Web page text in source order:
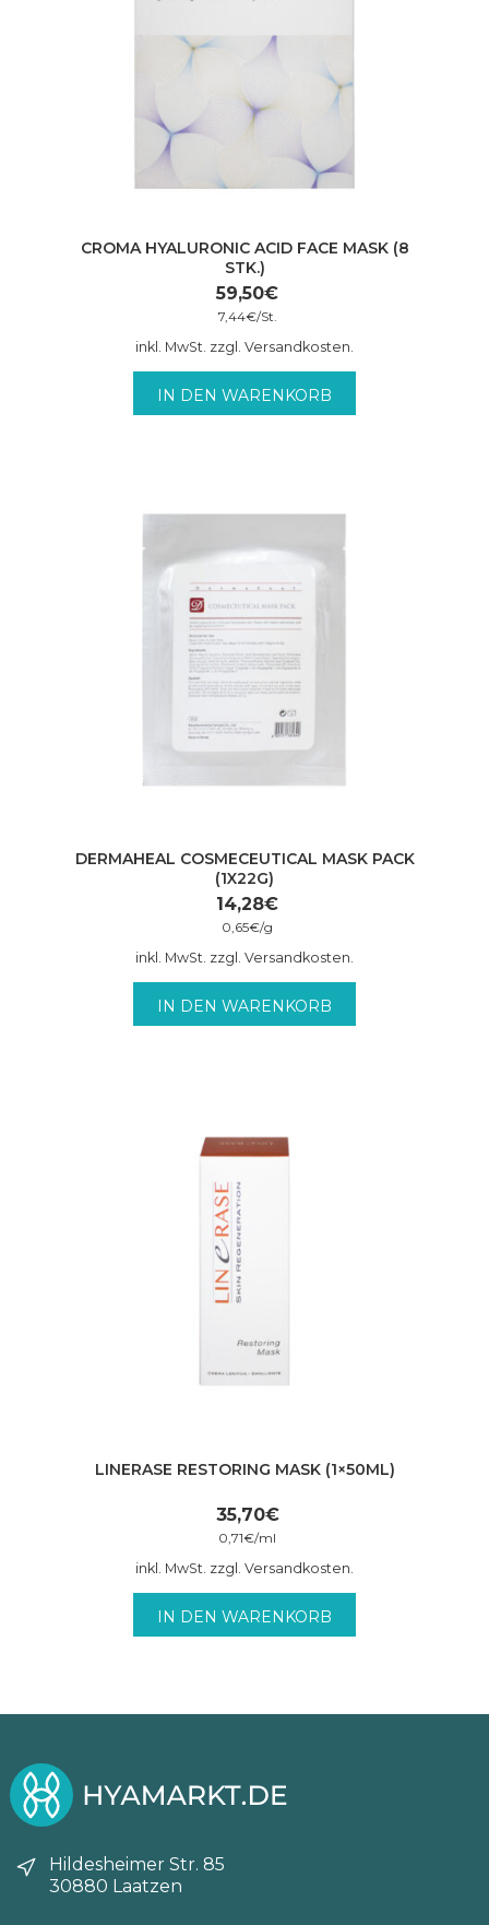
CROMA HYALURONIC ACID FACE MASK (8
STK.)
59,50€
7,44€/St.
inkl. MwSt. zzgl. Versandkosten.
IN DEN WARENKORB
DERMAHEAL COSMECEUTICAL MASK PACK
(1X22G)
14,28€
0,65€/g
inkl. MwSt. zzgl. Versandkosten.
IN DEN WARENKORB
LINERASE RESTORING MASK (1×50ML)
35,70€
0,71€/ml
inkl. MwSt. zzgl. Versandkosten.
IN DEN WARENKORB
Hildesheimer Str. 85
30880 Laatzen